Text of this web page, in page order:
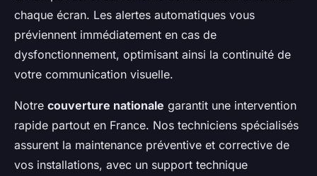
chaque écran. Les alertes automatiques vous
préviennent immédiatement en cas de
dysfonctionnement, optimisant ainsi la continuité de
votre communication visuelle.
Notre couverture nationale garantit une intervention
rapide partout en France. Nos techniciens spécialisés
assurent la maintenance préventive et corrective de
vos installations, avec un support technique